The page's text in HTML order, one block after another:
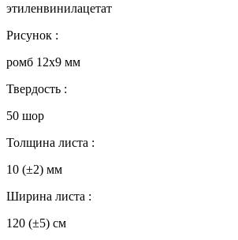
этиленвинилацетат
Рисунок :
ромб 12х9 мм
Твердость :
50 шор
Толщина листа :
10 (±2) мм
Ширина листа :
120 (±5) см